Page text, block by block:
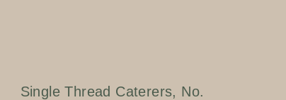
Single Thread Caterers, No.